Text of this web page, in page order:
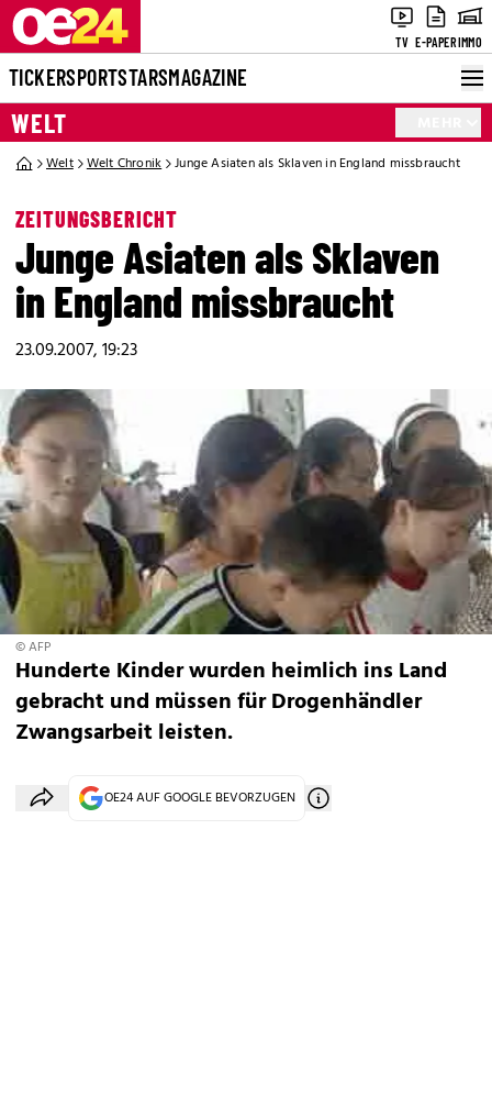
TV E-PAPERIMMO
TICKERSPORTSTARSMAGAZINE
WELT
Welt Welt Chronik Junge Asiaten als Sklaven in England missbraucht
ZEITUNGSBERICHT
Junge Asiaten als Sklaven
in England missbraucht
23.09.2007, 19:23
© AFP
Hunderte Kinder wurden heimlich ins Land
gebracht und müssen für Drogenhändler
Zwangsarbeit leisten.
OE24 AUF GOOGLE BEVORZUGEN